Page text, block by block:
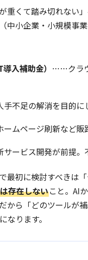
重くて踏み切れな
中小企業・小規模事
入補助金） ……クラ
不足の解消を目的に
ムページ刷新など販
ービス開発が前提。
最初に検討すべきは
存在しないこと。AI
から「どのツールが
なります。